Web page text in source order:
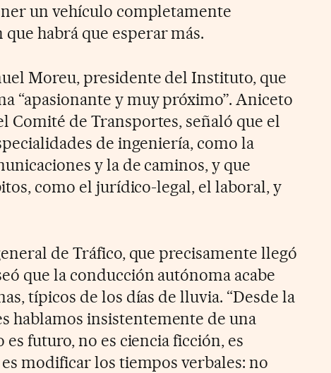
un vehículo completamente
habrá que esperar más.
Moreu, presidente del Instituto, que
“apasionante y muy próximo”. Aniceto
Comité de Transportes, señaló que el
de ingeniería, como la
y la de caminos, y que
como el jurídico-legal, el laboral, y
de Tráfico, que precisamente llegó
que la conducción autónoma acabe
típicos de los días de lluvia. “Desde la
hablamos insistentemente de una
futuro, no es ciencia ficción, es
modificar los tiempos verbales: no